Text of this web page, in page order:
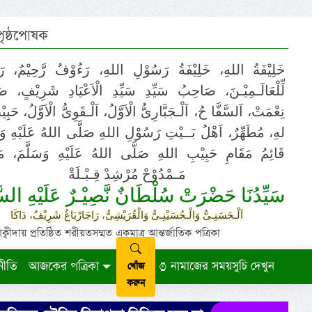
خَلِيْفَةُ اللهِ، خَلِيْفَةُ رَسُوْلِ اللهِ، رَءُوْفٌ رَّحِيْمٌ،
لِّلْعَالَـمِيْـنَ، صَاحِبُ سَيِّدِ سَيِّدِ الْاَعْيَادِ شَرِيْفٍ،
نِعْمَتْ، اَلسَّفَّا حُ، اَلْـجَبَّارِىُّ الْاَوَّلُ، اَلْـقَوِىُّ الْاَوَّلُ،
لهِ، مُطَهِّرٌ، اَهْلُ بَــيْتِ رَسُوْلِ اللهِ صَلَّى اللهُ عَلَيْهِ
قَائِمُ مَقَامِ حَبِيْبِ اللهِ صَلَّى اللهُ عَلَيْهِ وَسَلَّمَ،
مَـمْدُوْحْ مُرْشِدْ قِـبْـلَةْ
سَيِّدُنَا حَضْرَتْ سُلْطَانٌ نَّصِيْـرٌ عَلَيْهِ
اَلْـحَسَنِـىُّ وَالْـحُسَيْنِـىُّ وَالْقُرَيْشِىُّ، رَاجَارْبَاغُ شَرِيْفٌ، دَاكَا
প্রতিষ্ঠিত শরীয়তসম্মত একমাত্র আন্তর্জাতিক পত্রিকা
আজকের পত্রিকা
খোঁজ
করুন
নামাজের সময়সুচি দেখুন